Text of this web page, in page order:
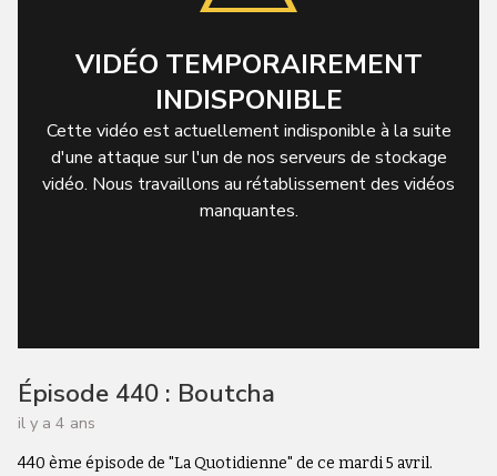
VIDÉO TEMPORAIREMENT
INDISPONIBLE
Cette vidéo est actuellement indisponible à la suite
d'une attaque sur l'un de nos serveurs de stockage
vidéo. Nous travaillons au rétablissement des vidéos
manquantes.
Épisode 440 : Boutcha
il y a 4 ans
440 ème épisode de "La Quotidienne" de ce mardi 5 avril.